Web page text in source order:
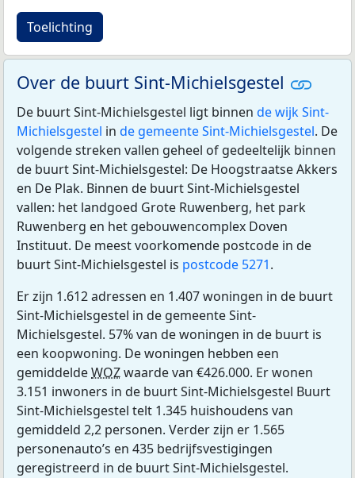
Toelichting
Over de buurt Sint-Michielsgestel
De buurt Sint-Michielsgestel ligt binnen de wijk Sint-
Michielsgestel in de gemeente Sint-Michielsgestel. De
volgende streken vallen geheel of gedeeltelijk binnen
de buurt Sint-Michielsgestel: De Hoogstraatse Akkers
en De Plak. Binnen de buurt Sint-Michielsgestel
vallen: het landgoed Grote Ruwenberg, het park
Ruwenberg en het gebouwencomplex Doven
Instituut. De meest voorkomende postcode in de
buurt Sint-Michielsgestel is postcode 5271.
Er zijn 1.612 adressen en 1.407 woningen in de buurt
Sint-Michielsgestel in de gemeente Sint-
Michielsgestel. 57% van de woningen in de buurt is
een koopwoning. De woningen hebben een
gemiddeldeWOZwaarde van €426.000. Er wonen
3.151 inwoners in de buurt Sint-Michielsgestel Buurt
Sint-Michielsgestel telt 1.345 huishoudens van
gemiddeld 2,2 personen. Verder zijn er 1.565
personenauto’s en 435 bedrijfsvestigingen
geregistreerd in de buurt Sint-Michielsgestel.